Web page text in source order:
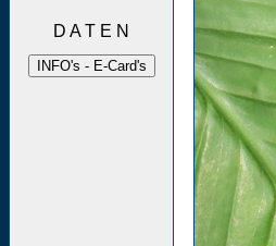
D A T E N